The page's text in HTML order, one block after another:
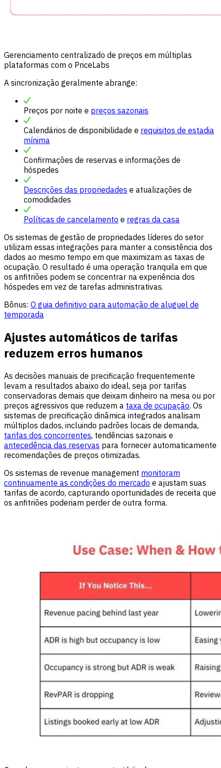
Gerenciamento centralizado de preços em múltiplas
plataformas com o PriceLabs
A sincronização geralmente abrange:
Preços por noite e preços sazonais
Calendários de disponibilidade e requisitos de estadia
mínima
Confirmações de reservas e informações de
hóspedes
Descrições das propriedades e atualizações de
comodidades
Políticas de cancelamento e regras da casa
Os sistemas de gestão de propriedades líderes do setor
utilizam essas integrações para manter a consistência dos
dados ao mesmo tempo em que maximizam as taxas de
ocupação. O resultado é uma operação tranquila em que
os anfitriões podem se concentrar na experiência dos
hóspedes em vez de tarefas administrativas.
Bônus: O guia definitivo para automação de aluguel de
temporada
Ajustes automáticos de tarifas
reduzem erros humanos
As decisões manuais de precificação frequentemente
levam a resultados abaixo do ideal, seja por tarifas
conservadoras demais que deixam dinheiro na mesa ou por
preços agressivos que reduzem a taxa de ocupação. Os
sistemas de precificação dinâmica integrados analisam
múltiplos dados, incluindo padrões locais de demanda,
tarifas dos concorrentes, tendências sazonais e
antecedência das reservas para fornecer automaticamente
recomendações de preços otimizadas.
Os sistemas de revenue management monitoram
continuamente as condições do mercado e ajustam suas
tarifas de acordo, capturando oportunidades de receita que
os anfitriões poderiam perder de outra forma.